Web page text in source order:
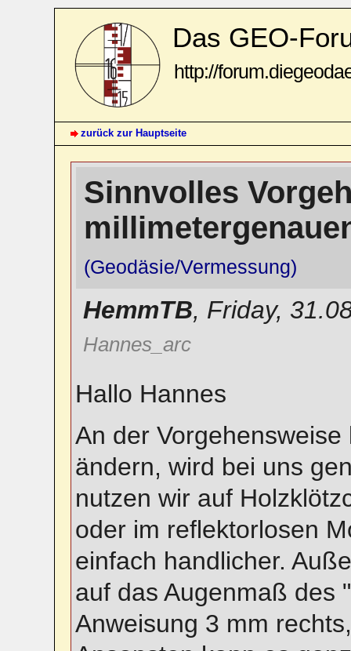
Das GEO-
http://
zurück zur Hauptseite
Sinnvolles
(Geodäsie/Vermessung)
HemmTB, Friday,
Hannes_arc
Hallo Hannes
An der
ändern, wird bei uns
nutzen wir auf
oder im reflektorlosen
einfach handlicher.
auf das Augenmaß des
Anweisung 3 mm